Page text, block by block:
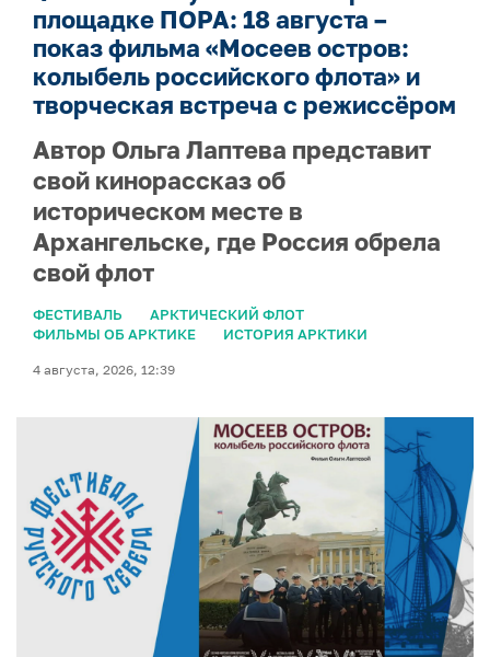
площадке ПОРА: 18 августа –
показ фильма «Мосеев остров:
колыбель российского флота» и
творческая встреча с режиссёром
Автор Ольга Лаптева представит
свой кинорассказ об
историческом месте в
Архангельске, где Россия обрела
свой флот
ФЕСТИВАЛЬ
АРКТИЧЕСКИЙ ФЛОТ
ФИЛЬМЫ ОБ АРКТИКЕ
ИСТОРИЯ АРКТИКИ
4 августа, 2026, 12:39